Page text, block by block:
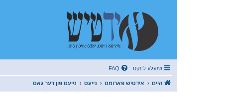
שנעלע לינקס FAQ
היים אידטיש פארומס נייעס נייעס פון דער גאס